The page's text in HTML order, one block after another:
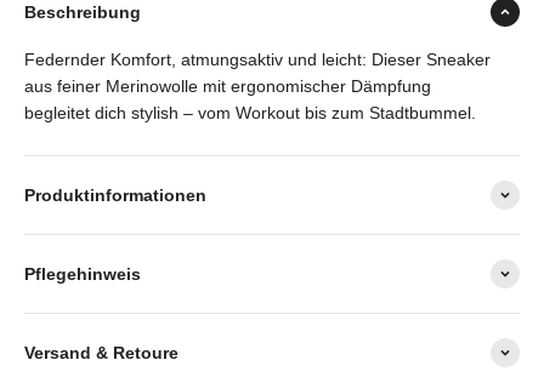
Beschreibung
Federnder Komfort, atmungsaktiv und leicht: Dieser Sneaker
aus feiner Merinowolle mit ergonomischer Dämpfung
begleitet dich stylish – vom Workout bis zum Stadtbummel.
Produktinformationen
Pflegehinweis
Versand & Retoure